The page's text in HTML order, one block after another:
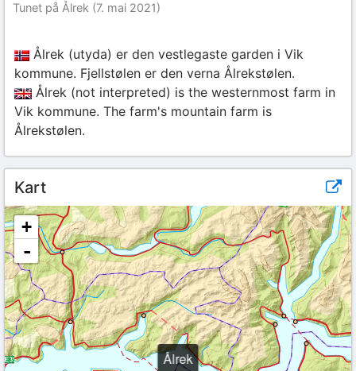
Tunet på Ålrek (7. mai 2021)
Ålrek (utyda) er den vestlegaste garden i Vik
kommune. Fjellstølen er den verna Ålrekstølen.
Ålrek (not interpreted) is the westernmost farm in
Vik kommune. The farm's mountain farm is
Ålrekstølen.
Kart
Ålrek
+
-